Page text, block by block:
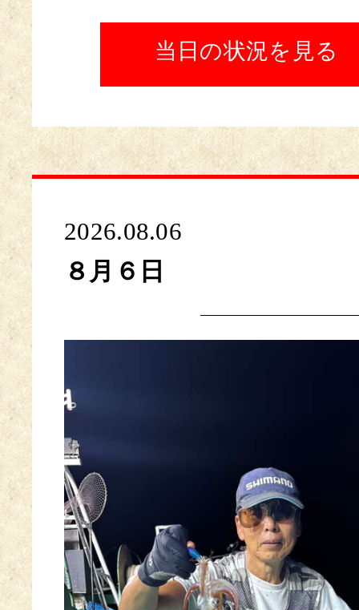
当日の状況を見る
2026.08.06
８月６日